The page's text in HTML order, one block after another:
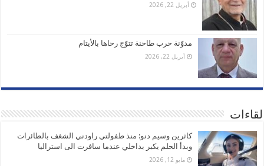
أبريل 22, 2026
مدوّنة حرب طاحنة تتوّج رحاها بالأيتام
أبريل 22, 2026
لقاءات
كاثرين وسيم دنو: منذ طفولتي راودني الشغف بالطائرات
وبدأ الحلم يكبر بداخلي عندما سافرت الى استراليا
مايو 12, 2026